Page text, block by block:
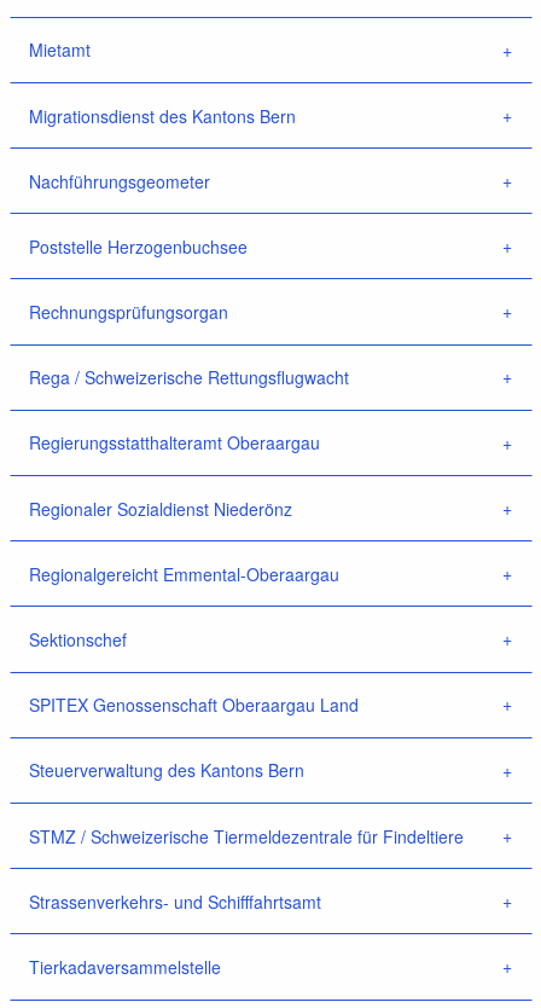
Mietamt
Migrationsdienst des Kantons Bern
Nachführungsgeometer
Poststelle Herzogenbuchsee
Rechnungsprüfungsorgan
Rega / Schweizerische Rettungsflugwacht
Regierungsstatthalteramt Oberaargau
Regionaler Sozialdienst Niederönz
Regionalgereicht Emmental-Oberaargau
Sektionschef
SPITEX Genossenschaft Oberaargau Land
Steuerverwaltung des Kantons Bern
STMZ / Schweizerische Tiermeldezentrale für Findeltiere
Strassenverkehrs- und Schifffahrtsamt
Tierkadaversammelstelle